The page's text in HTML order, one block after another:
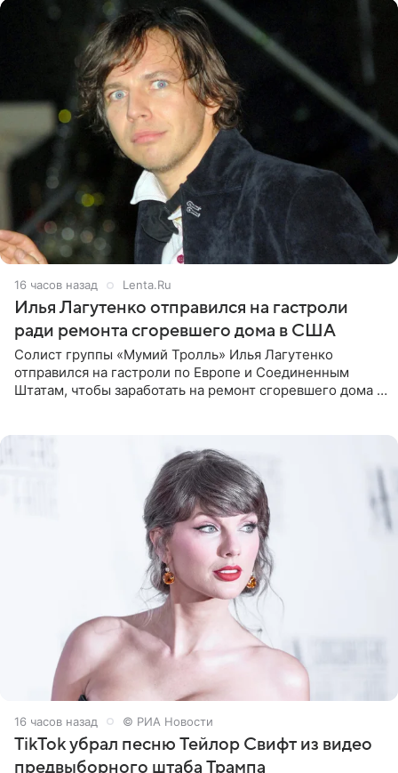
16 часов назад Lenta.Ru
Илья Лагутенко отправился на гастроли
ради ремонта сгоревшего дома в США
Солист группы «Мумий Тролль» Илья Лагутенко
отправился на гастроли по Европе и Соединенным
Штатам, чтобы заработать на ремонт сгоревшего дома в
16 часов назад © РИА Новости
TikTok убрал песню Тейлор Свифт из видео
предвыборного штаба Трампа